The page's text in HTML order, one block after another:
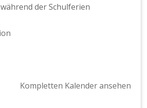
der Schulferien
Kompletten Kalender ansehen